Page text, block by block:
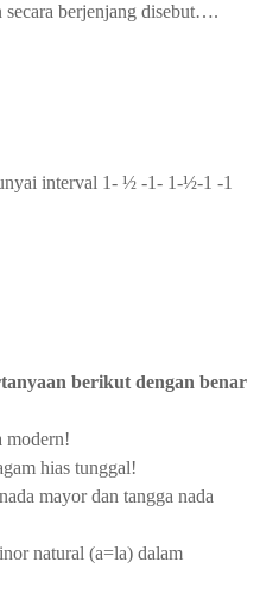
secara berjenjang disebut….
interval 1- ½ -1- 1-½-1 -1
berikut dengan benar
modern!
hias tunggal!
mayor dan tangga nada
natural (a=la) dalam